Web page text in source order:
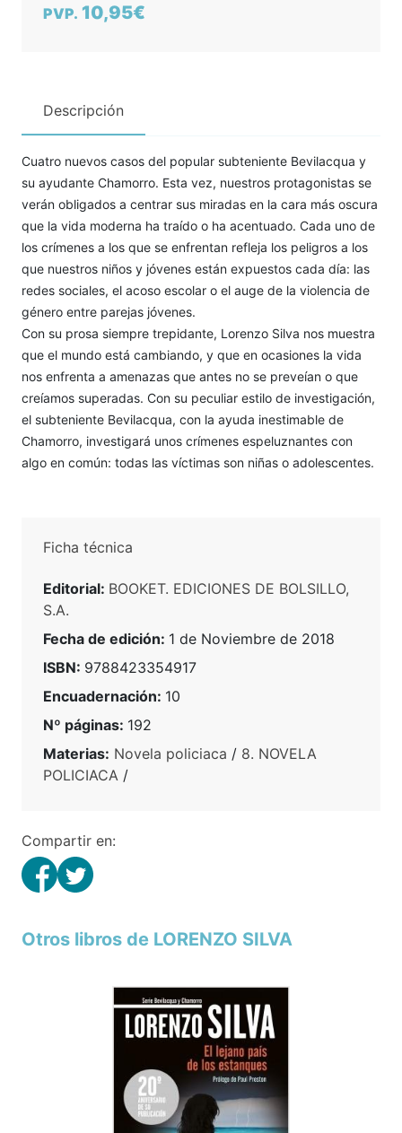
PVP. 10,95€
Descripción
Cuatro nuevos casos del popular subteniente Bevilacqua y
su ayudante Chamorro. Esta vez, nuestros protagonistas se
verán obligados a centrar sus miradas en la cara más oscura
que la vida moderna ha traído o ha acentuado. Cada uno de
los crímenes a los que se enfrentan refleja los peligros a los
que nuestros niños y jóvenes están expuestos cada día: las
redes sociales, el acoso escolar o el auge de la violencia de
género entre parejas jóvenes.
Con su prosa siempre trepidante, Lorenzo Silva nos muestra
que el mundo está cambiando, y que en ocasiones la vida
nos enfrenta a amenazas que antes no se preveían o que
creíamos superadas. Con su peculiar estilo de investigación,
el subteniente Bevilacqua, con la ayuda inestimable de
Chamorro, investigará unos crímenes espeluznantes con
algo en común: todas las víctimas son niñas o adolescentes.
Ficha técnica
Editorial: BOOKET. EDICIONES DE BOLSILLO,
S.A.
Fecha de edición: 1 de Noviembre de 2018
ISBN: 9788423354917
Encuadernación: 10
Nº páginas: 192
Materias: Novela policiaca / 8. NOVELA
POLICIACA /
Compartir en:
Otros libros de LORENZO SILVA